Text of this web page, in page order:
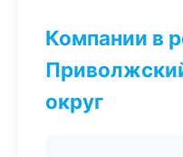
Компании в
округ